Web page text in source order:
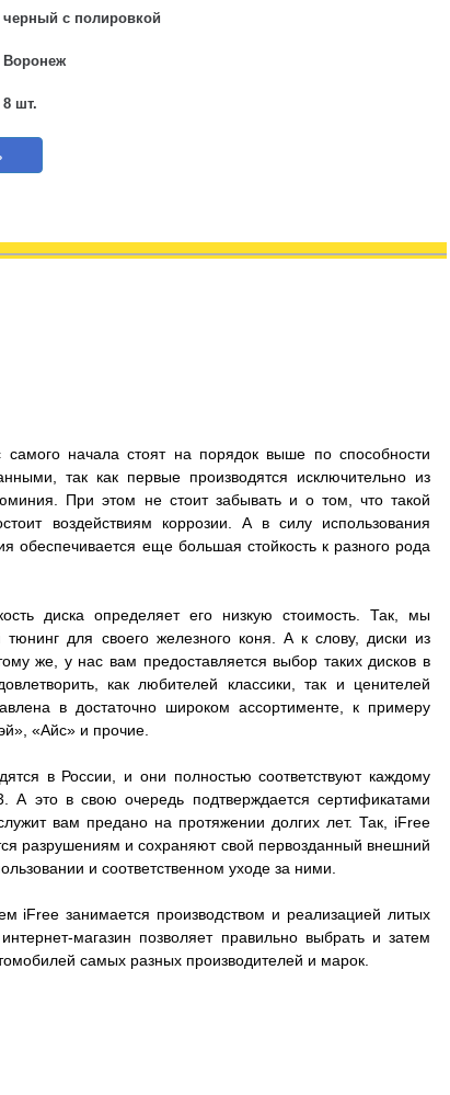
черный с полировкой
Воронеж
8 шт.
начала стоят на порядок выше по способности
так как первые производятся исключительно из
При этом не стоит забывать и о том, что такой
воздействиям коррозии. А в силу использования
обеспечивается еще большая стойкость к разного рода
диска определяет его низкую стоимость. Так, мы
для своего железного коня. А к слову, диски из
же, у нас вам предоставляется выбор таких дисков в
как любителей классики, так и ценителей
в достаточно широком ассортименте, к примеру
«Айс» и прочие.
в России, и они полностью соответствуют каждому
А это в свою очередь подтверждается сертификатами
вам предано на протяжении долгих лет. Так, iFree
разрушениям и сохраняют свой первозданный внешний
и соответственном уходе за ними.
iFree занимается производством и реализацией литых
магазин позволяет правильно выбрать и затем
самых разных производителей и марок.